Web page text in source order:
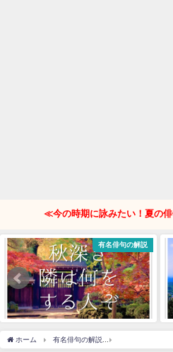
≪今の時期に詠みたい！夏の
有名俳句の解説
ホーム 有名俳句の解説